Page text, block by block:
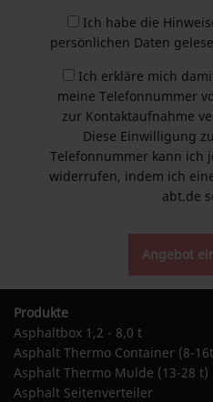
Ich habe die
persönlichen Daten
Ich erkläre mich
meine Telefonnummer
zur Kontaktaufnahme
Diese Einwilligung
Telefonnummer kann ich
widerrufen, indem ich
abt.de
Produkte
Asphaltbox 1,2 - 8,0 t
Asphalt Thermo Container (8-
Asphalt Thermo Mulde (13-28 t)
Asphalt Seitenverteiler